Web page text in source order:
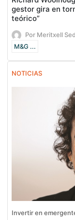
gestor gira en
teórico”
Por Meritxell
M&G ...
NOTICIAS
Invertir en